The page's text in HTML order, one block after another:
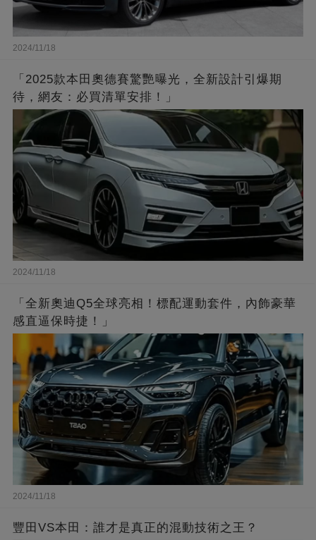
2024/11/18
「2025款本田奧德賽驚艷曝光，全新設計引爆期
待，網友：必買清單安排！」
2024/11/18
「全新奧迪Q5全球亮相！標配運動套件，內飾豪華
感直逼保時捷！」
2024/11/18
豐田VS本田：誰才是真正的混動技術之王？